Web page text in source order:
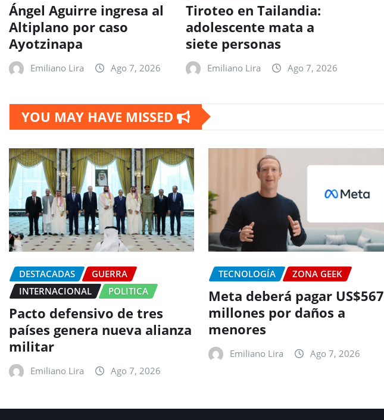
Ángel Aguirre ingresa al
Altiplano por caso
Ayotzinapa
Emiliano Lira Ago 7, 2026
Tiroteo en Tailandia:
adolescente mata a
siete personas
Emiliano Lira Ago 7, 2026
YOU MAY HAVE MISSED
DESTACADAS
GUERRA
INTERNACIONAL
POLITICA
Pacto defensivo de tres
países genera nueva alianza
militar
Emiliano Lira Ago 7, 2026
TECNOLOGÍA ZONA GEEK
Meta deberá pagar US$567
millones por daños a
menores
Emiliano Lira Ago 7, 2026